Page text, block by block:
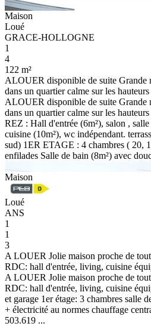
Maison
Loué
GRACE-HOLLOGNE
1
4
122 m²
ALOUER disponible de suite Grande
dans un quartier calme sur les
ALOUER disponible de suite Grande
dans un quartier calme sur les
REZ : Hall d'entrée (6m²), salon , salle
cuisine (10m²), wc indépendant.
sud) 1ER ETAGE : 4 chambres ( 20,
enfilades Salle de bain (8m²) avec
Maison
Loué
ANS
1
1
3
A LOUER Jolie maison proche de
RDC: hall d'entrée, living, cuisine
A LOUER Jolie maison proche de
RDC: hall d'entrée, living, cuisine
et garage 1er étage: 3 chambres salle
+ électricité au normes chauffage
503.619 ...